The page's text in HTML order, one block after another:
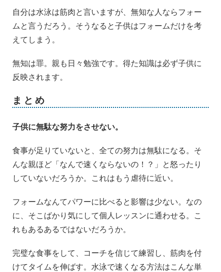
自分は水泳は筋肉と言いますが、無知な人ならフォー
ムと言うだろう。そうなると子供はフォームだけを考
えてしまう。
無知は罪。親も日々勉強です。得た知識は必ず子供に
反映されます。
まとめ
子供に無駄な努力をさせない。
食事が足りていないと、全ての努力は無駄になる。そ
んな親ほど「なんで速くならないの！？」と怒ったり
していないだろうか。これはもう虐待に近い。
フォームなんてパワーに比べると影響は少ない。なの
に、そこばかり気にして個人レッスンに通わせる。こ
れもあるあるではないだろうか。
完璧な食事をして、コーチを信じて練習し、筋肉を付
けてタイムを伸ばす。水泳で速くなる方法はこんな単